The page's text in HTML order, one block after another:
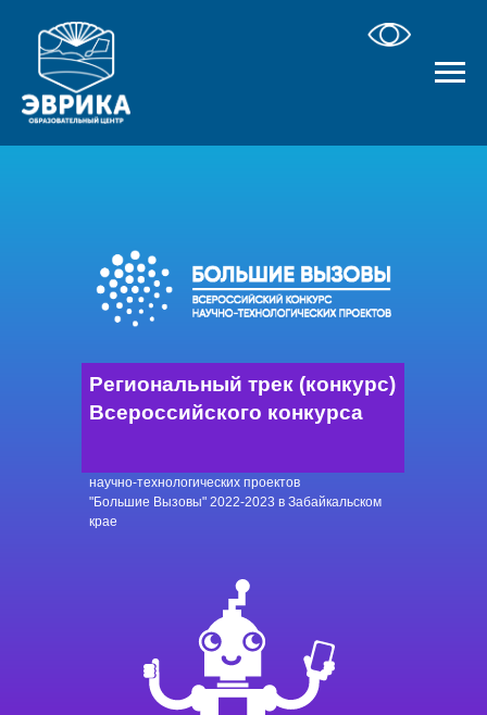
научно-технологических проектов
"Большие Вызовы" 2022-2023 в Забайкальском
крае
Региональный трек (конкурс)
Всероссийского конкурса